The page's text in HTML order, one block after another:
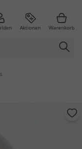
Aktionen Warenkorb